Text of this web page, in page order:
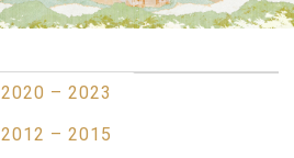
2020 – 2023
2012 – 2015